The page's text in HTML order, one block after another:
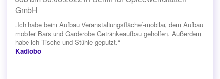
GmbH
„Ich habe beim Aufbau Veranstaltungsfläche/-mobilar, dem Aufbau
mobiler Bars und Garderobe Getränkeaufbau geholfen. Außerdem
habe ich Tische und Stühle geputzt.“
Kadiobo